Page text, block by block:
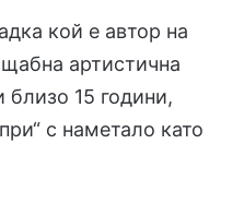
кой е автор на
артистична
близо 15 години,
с наметало като